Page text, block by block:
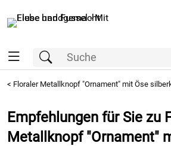
< Floraler Metallknopf "Ornament" mit Öse
Empfehlungen für Sie zu
Metallknopf "Ornament"